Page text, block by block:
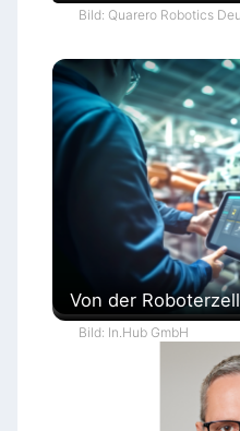
Bild: Quarero Robotics
Von der
Bild: In.Hub GmbH